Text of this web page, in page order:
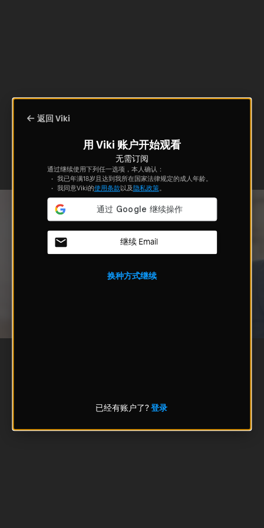
返回 Viki
用 Viki 账户开始观看
无需订阅
通过继续使用下列任一选项，本人确认：
我已年满18岁且达到我所在国家法律规定的成人年龄。
我同意Viki的使用条款以及隐私政策。
继续 Email
换种方式继续
已经有账户了?登录